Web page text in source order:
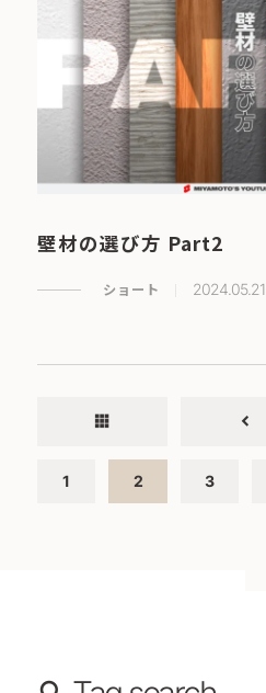
壁材の選び方 Part2
ショート 2024.05.21
apps chevron_left
1 2 3